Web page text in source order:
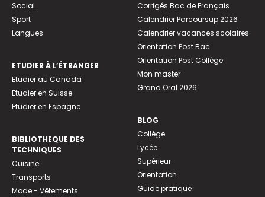
Social
Sport
Langues
ETUDIER À L’ÉTRANGER
Etudier au Canada
Etudier en Suisse
Etudier en Espagne
BIBLIOTHEQUE DES
TECHNIQUES
Cuisine
Transports
Mode - Vêtements
Corrigés Bac de Français
Calendrier Parcoursup 2026
Calendrier vacances scolaires
Orientation Post Bac
Orientation Post Collège
Mon master
Grand Oral 2026
BLOG
Collège
Lycée
Supérieur
Orientation
Guide pratique